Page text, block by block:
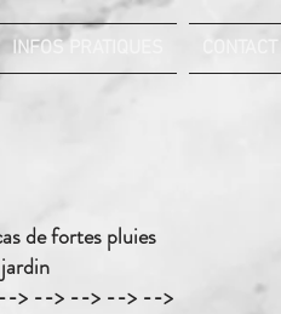
INFOS PRATIQUES
de fortes pluies
--> --> --> --> -->